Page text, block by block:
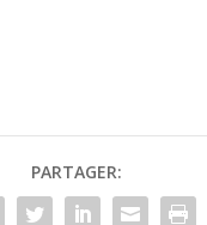
PARTAGER: